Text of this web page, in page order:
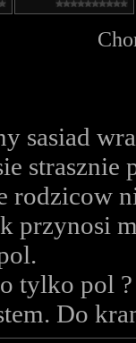
sasiad
rodzicow
przynosi
tylko pol
Do